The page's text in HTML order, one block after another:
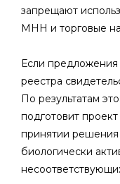
запрещают
МНН и торговые
Если предложения
реестра
По результатам
подготовит
принятии решения
биологически